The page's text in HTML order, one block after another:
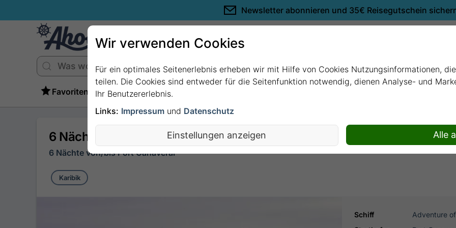
Newsletter abonnieren und 35€ Reisegutschein
Favoriten
6 Nächte - KREUZFAHRT IN DER WESTLICHEN KARIBIK mit Adventure
6 Nächte von/bis Port Canaveral
Karibik
Schiff
Adventure
Wir verwenden Cookies
Für ein optimales Seitenerlebnis erheben wir mit Hilfe von Cookies Nutzungsinformationen,
teilen. Die Cookies sind entweder für die Seitenfunktion notwendig, dienen Analyse- und
Ihr Benutzererlebnis.
Links: Impressum und Datenschutz
Einstellungen anzeigen Alle